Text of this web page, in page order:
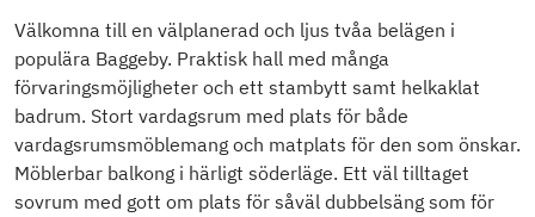
Välkomna till en välplanerad och ljus tvåa belägen i
populära Baggeby. Praktisk hall med många
förvaringsmöjligheter och ett stambytt samt helkaklat
badrum. Stort vardagsrum med plats för både
vardagsrumsmöblemang och matplats för den som önskar.
Möblerbar balkong i härligt söderläge. Ett väl tilltaget
sovrum med gott om plats för såväl dubbelsäng som för